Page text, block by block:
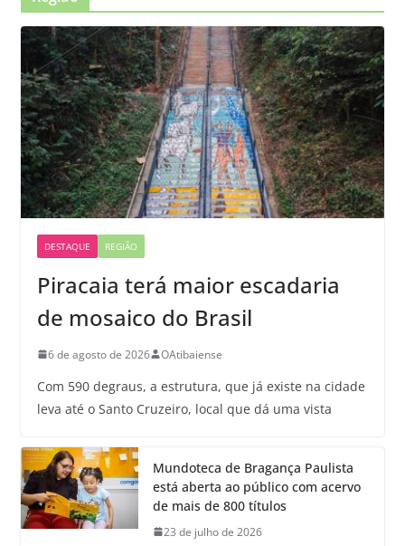
DESTAQUE REGIÃO
Piracaia terá maior escadaria
de mosaico do Brasil
6 de agosto de 2026 OAtibaiense
Com 590 degraus, a estrutura, que já existe na cidade
leva até o Santo Cruzeiro, local que dá uma vista
Mundoteca de Bragança Paulista
está aberta ao público com acervo
de mais de 800 títulos
23 de julho de 2026